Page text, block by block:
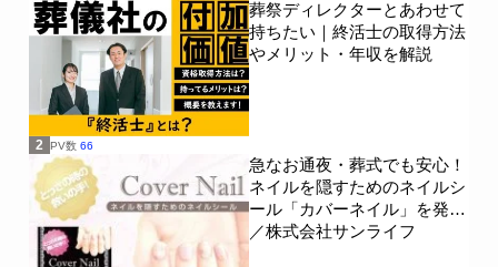
葬祭ディレクターとあわせて
持ちたい｜終活士の取得方法
やメリット・年収を解説
2 PV数 66
急なお通夜・葬式でも安心！
ネイルを隠すためのネイルシ
ール「カバーネイル」を発売
／株式会社サンライフ